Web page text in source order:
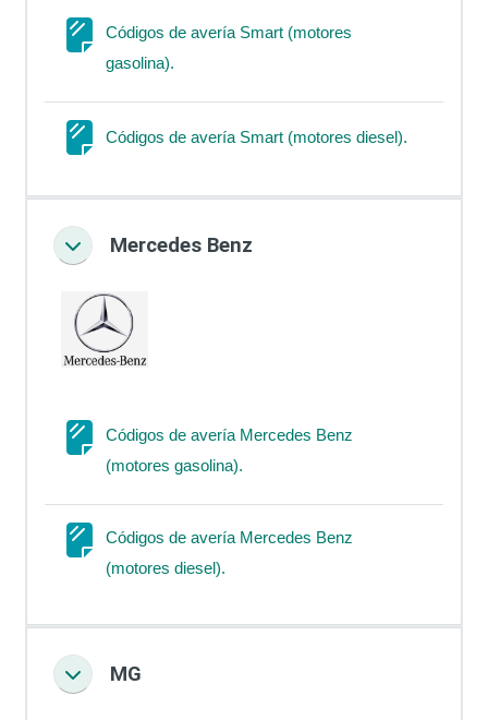
Códigos de avería Smart (motores
gasolina).
Códigos de avería Smart (motores diesel).
ColapsarMercedes Benz
Códigos de avería Mercedes Benz
(motores gasolina).
Códigos de avería Mercedes Benz
(motores diesel).
Colapsar
MG